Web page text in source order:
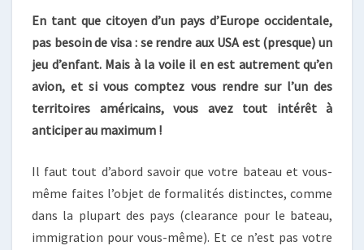
VISA
POUR
LES
USA
En tant que citoyen d’un pays d’Europe occidentale,
pas besoin de visa : se rendre aux USA est (presque) un
jeu d’enfant. Mais à la voile il en est autrement qu’en
avion, et si vous comptez vous rendre sur l’un des
territoires américains, vous avez tout intérêt à
anticiper au maximum !
Il faut tout d’abord savoir que votre bateau et vous-
même faites l’objet de formalités distinctes, comme
dans la plupart des pays (clearance pour le bateau,
immigration pour vous-même). Et ce n’est pas votre